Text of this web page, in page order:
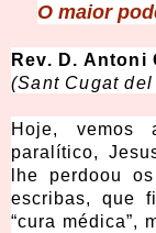
O maior
Rev. D. Antoni
(Sant Cugat
Hoje, vemos
paralítico,
lhe perdoou
escribas, que
“cura médica”,